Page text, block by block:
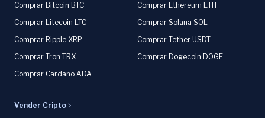
Comprar Bitcoin BTC
Comprar Ethereum ETH
Comprar Litecoin LTC
Comprar Solana SOL
Comprar Ripple XRP
Comprar Tether USDT
Comprar Tron TRX
Comprar Dogecoin DOGE
Comprar Cardano ADA
Vender Cripto